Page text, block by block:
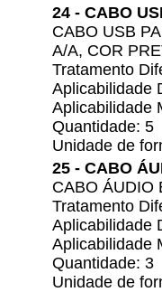
24 - CABO
CABO USB
A/A, COR
Tratamento
Aplicabilidade
Aplicabilidade
Quantidade: 5
Unidade de
25 - CABO
CABO ÁUDIO
Tratamento
Aplicabilidade
Aplicabilidade
Quantidade: 3
Unidade de